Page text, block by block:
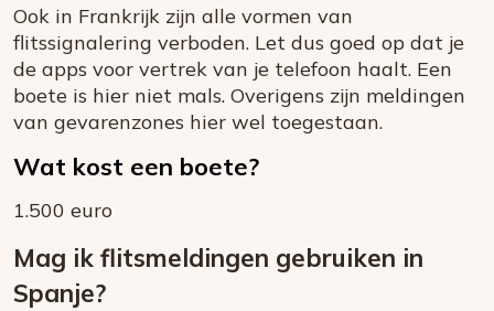
Ook in Frankrijk zijn alle vormen van
flitssignalering verboden. Let dus goed op dat je
de apps voor vertrek van je telefoon haalt. Een
boete is hier niet mals. Overigens zijn meldingen
van gevarenzones hier wel toegestaan.
Wat kost een boete?
1.500 euro
Mag ik flitsmeldingen gebruiken in
Spanje?